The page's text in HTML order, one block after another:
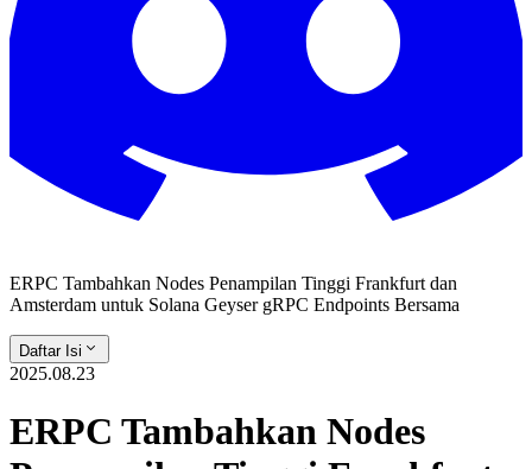
ERPC Tambahkan Nodes Penampilan Tinggi Frankfurt dan
Amsterdam untuk Solana Geyser gRPC Endpoints Bersama
Daftar Isi
2025.08.23
ERPC Tambahkan Nodes